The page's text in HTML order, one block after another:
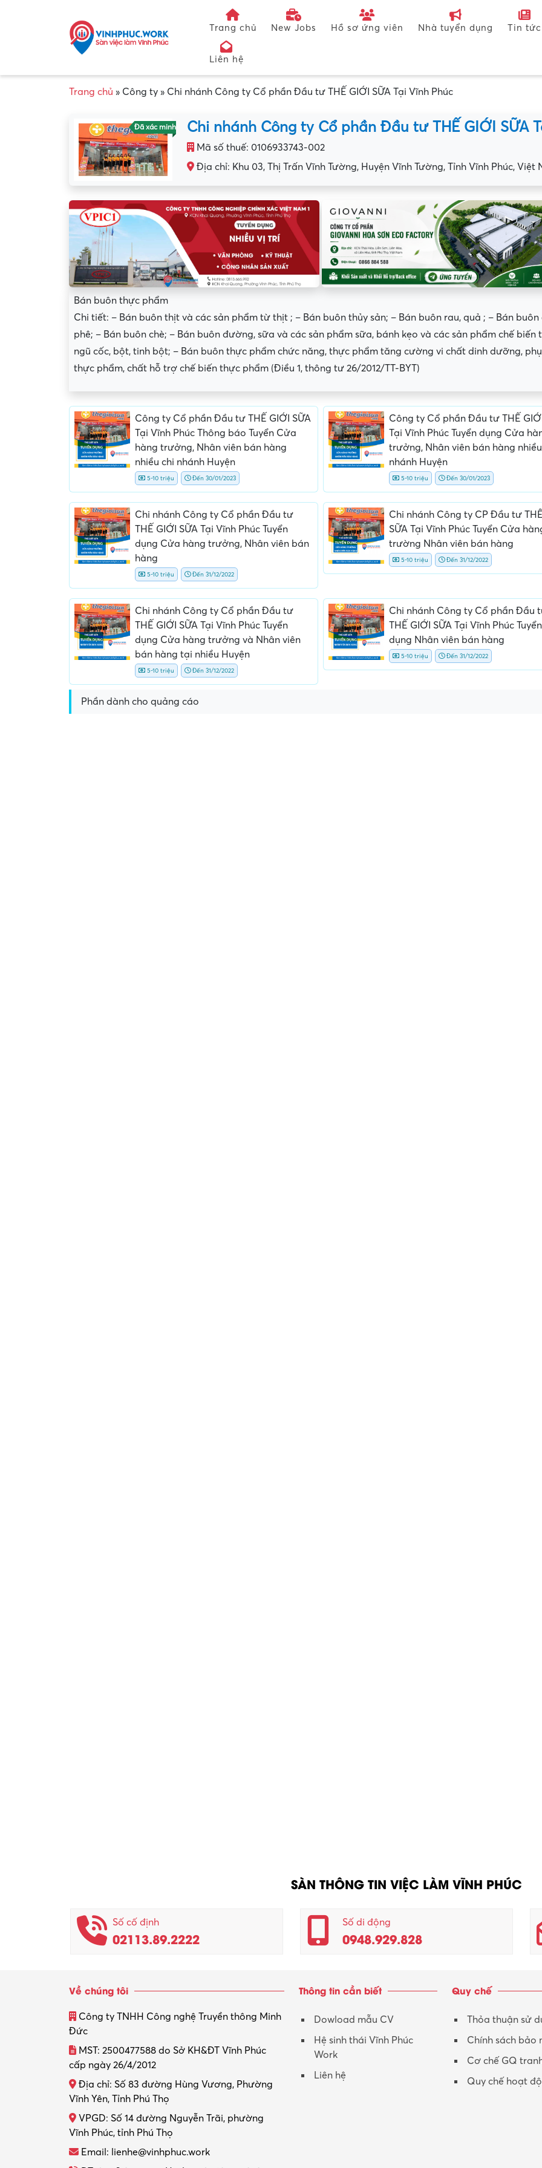
Trang chủ New Jobs Hồ sơ ứng viên Nhà tuyển dụng Tin tức
Liên hệ
Trang chủ » Công ty » Chi nhánh Công ty Cổ phần Đầu tư THẾ GIỚI SỮA Tại Vĩnh Phúc
Đã xác minh Chi nhánh Công ty Cổ phần Đầu tư THẾ GIỚI SỮA
Mã số thuế: 0106933743-002
Địa chỉ: Khu 03, Thị Trấn Vĩnh Tường, Huyện Vĩnh Tường, Tỉnh Vĩnh Phúc, Việt
Bán buôn thực phẩm
Chi tiết: – Bán buôn thịt và các sản phẩm từ thịt ; – Bán buôn thủy sản; – Bán buôn rau, quả ; – Bán buôn
phê; – Bán buôn chè; – Bán buôn đường, sữa và các sản phẩm sữa, bánh kẹo và các sản phẩm chế biến
ngũ cốc, bột, tinh bột; – Bán buôn thực phẩm chức năng, thực phẩm tăng cường vi chất dinh dưỡng,
thực phẩm, chất hỗ trợ chế biến thực phẩm (Điều 1, thông tư 26/2012/TT-BYT)
Công ty Cổ phần Đầu tư THẾ GIỚI SỮA
Tại Vĩnh Phúc Thông báo Tuyển Cửa
hàng trưởng, Nhân viên bán hàng
nhiều chi nhánh Huyện
5-10 triệu Đến 30/01/2023
Công ty Cổ phần Đầu tư THẾ
Tại Vĩnh Phúc Tuyển dụng Cửa
trưởng, Nhân viên bán hàng
nhánh Huyện
5-10 triệu Đến 30/01/2023
Chi nhánh Công ty Cổ phần Đầu tư
THẾ GIỚI SỮA Tại Vĩnh Phúc Tuyển
dụng Cửa hàng trưởng, Nhân viên bán
hàng
5-10 triệu Đến 31/12/2022
Chi nhánh Công ty CP Đầu tư
SỮA Tại Vĩnh Phúc Tuyển Cửa
trường Nhân viên bán hàng
5-10 triệu Đến 31/12/2022
Chi nhánh Công ty Cổ phần Đầu tư
THẾ GIỚI SỮA Tại Vĩnh Phúc Tuyển
dụng Cửa hàng trưởng và Nhân viên
bán hàng tại nhiều Huyện
5-10 triệu Đến 31/12/2022
Chi nhánh Công ty Cổ phần Đầu
THẾ GIỚI SỮA Tại Vĩnh Phúc Tuyển
dụng Nhân viên bán hàng
5-10 triệu Đến 31/12/2022
Phần dành cho quảng cáo
Yêu cầu nộp phí phỏng vấn, phí
giữ chỗ...
Yêu cầu ký kết giấy tờ không rõ
ràng hoặc nộp giấy tờ gốc
Địa điểm phỏng
thường
SÀN THÔNG TIN VIỆC LÀM VĨNH PHÚC
Số cố định
02113.89.2222
Số di động
0948.929.828
Về chúng tôi
Công ty TNHH Công nghệ Truyền thông Minh
Đức
MST: 2500477588 do Sở KH&ĐT Vĩnh Phúc
cấp ngày 26/4/2012
Địa chỉ: Số 83 đường Hùng Vương, Phường
Vĩnh Yên, Tỉnh Phú Thọ
VPGD: Số 14 đường Nguyễn Trãi, phường
Vĩnh Phúc, tỉnh Phú Thọ
Email: lienhe@vinhphuc.work
Thông tin cần biết
Dowload mẫu CV
Hệ sinh thái Vĩnh Phúc
Work
Liên hệ
Quy chế
Thỏa thuận sử
Chính sách bảo
Cơ chế GQ
Quy chế hoạt